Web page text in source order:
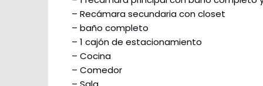
– Recámara secundaria con closet
– baño completo
– 1 cajón de estacionamiento
– Cocina
– Comedor